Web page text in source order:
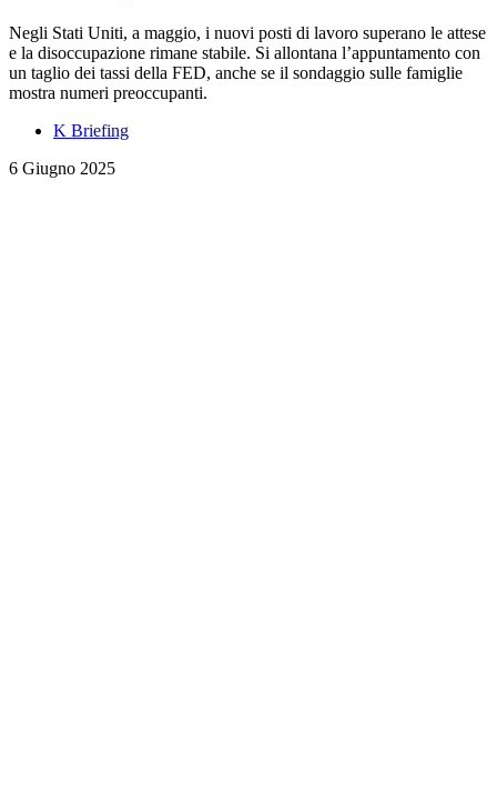
Negli Stati Uniti, a maggio, i nuovi posti di lavoro superano le attese
e la disoccupazione rimane stabile. Si allontana l’appuntamento con
un taglio dei tassi della FED, anche se il sondaggio sulle famiglie
mostra numeri preoccupanti.
K Briefing
6 Giugno 2025